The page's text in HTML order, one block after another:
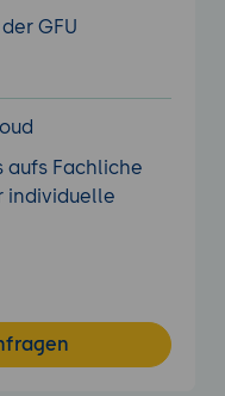
GFU
aufs Fachliche
individuelle